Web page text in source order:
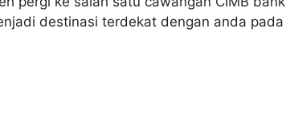
destinasi terdekat dengan anda pada